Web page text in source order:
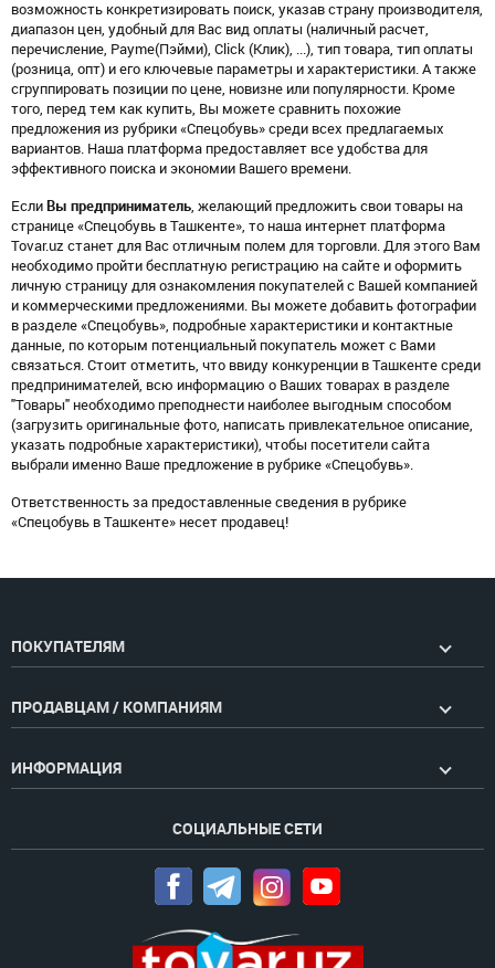
возможность конкретизировать поиск, указав страну производителя,
диапазон цен, удобный для Вас вид оплаты (наличный расчет,
перечисление, Payme(Пэйми), Click (Клик), ...), тип товара, тип оплаты
(розница, опт) и его ключевые параметры и характеристики. А также
сгруппировать позиции по цене, новизне или популярности. Кроме
того, перед тем как купить, Вы можете сравнить похожие
предложения из рубрики «Спецобувь» среди всех предлагаемых
вариантов. Наша платформа предоставляет все удобства для
эффективного поиска и экономии Вашего времени.
Если Вы предприниматель, желающий предложить свои товары на
странице «Спецобувь в Ташкенте», то наша интернет платформа
Tovar.uz станет для Вас отличным полем для торговли. Для этого Вам
необходимо пройти бесплатную регистрацию на сайте и оформить
личную страницу для ознакомления покупателей с Вашей компанией
и коммерческими предложениями. Вы можете добавить фотографии
в разделе «Спецобувь», подробные характеристики и контактные
данные, по которым потенциальный покупатель может с Вами
связаться. Стоит отметить, что ввиду конкуренции в Ташкенте среди
предпринимателей, всю информацию о Ваших товарах в разделе
"Товары" необходимо преподнести наиболее выгодным способом
(загрузить оригинальные фото, написать привлекательное описание,
указать подробные характеристики), чтобы посетители сайта
выбрали именно Ваше предложение в рубрике «Спецобувь».
Ответственность за предоставленные сведения в рубрике
«Спецобувь в Ташкенте» несет продавец!
ПОКУПАТЕЛЯМ
ПРОДАВЦАМ / КОМПАНИЯМ
ИНФОРМАЦИЯ
СОЦИАЛЬНЫЕ СЕТИ